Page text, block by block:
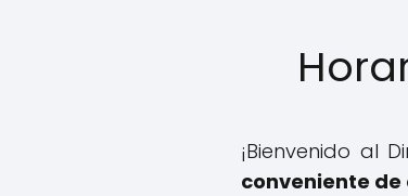
¡Bienvenido al
conveniente